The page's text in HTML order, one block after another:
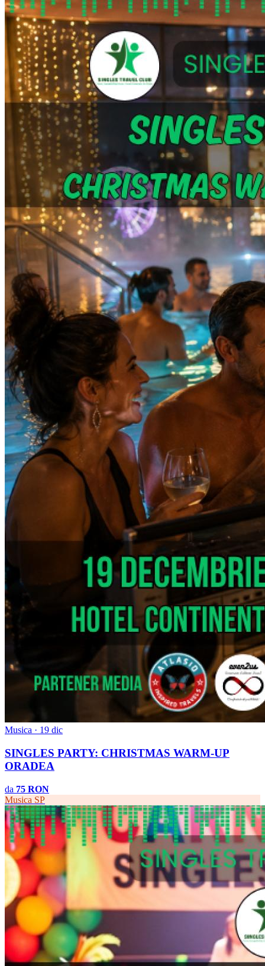
Musica · 19 dic
SINGLES PARTY: CHRISTMAS WARM-UP
ORADEA
da 75 RON
Musica SP